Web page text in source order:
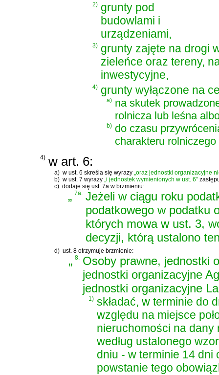
2) grunty pod
budowlami i
urządzeniami,
3) grunty zajęte na drogi
zieleńce oraz tereny,
inwestycyjne,
4) grunty wyłączone na
a) na skutek
rolnicza lub leśna
b) do czasu
charakteru
4) w art. 6:
a) w ust. 6 skreśla się wyrazy „oraz jednostki organizacyjne
b) w ust. 7 wyrazy „i jednostek wymienionych w ust. 6”
c) dodaje się ust. 7a w brzmieniu:
„ 7a. Jeżeli w ciągu roku
podatkowego w podatku
których mowa w ust. 3,
decyzji, którą ustalono
d) ust. 8 otrzymuje brzmienie:
„8. Osoby prawne, jednostki
jednostki organizacyjne
jednostki organizacyjne
1) składać, w terminie do
względu na miejsce
nieruchomości na dany
według ustalonego
dniu - w terminie 14
powstanie tego